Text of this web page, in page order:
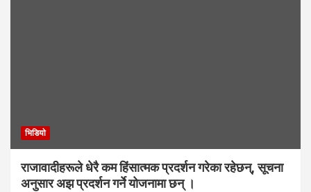
भिडियाे
राजावादीहरूले धेरै कम हिंसात्मक प्रदर्शन गरेका रहेछन्, सूचना
अनुसार अझ प्रदर्शन गर्ने योजनामा छन् ।